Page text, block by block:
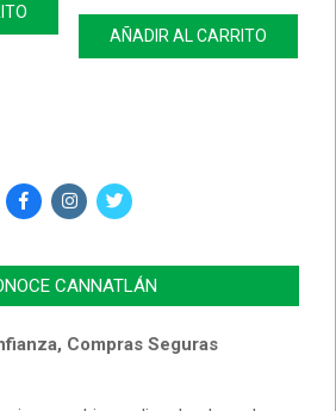
AÑADIR AL CARRITO
CANNATLÁN
Compras Seguras